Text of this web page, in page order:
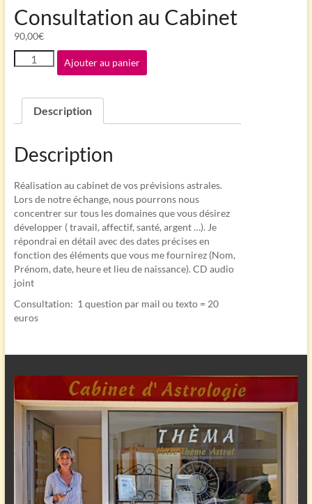
Consultation au Cabinet
90,00€
quantité
de
au
Cabinet
Ajouter au panier
Description
Description
Réalisation au cabinet de vos prévisions astrales.
Lors de notre échange, nous pourrons nous
concentrer sur tous les domaines que vous désirez
développer ( travail, affectif, santé, argent …). Je
répondrai en détail avec des dates précises en
fonction des éléments que vous me fournirez (Nom,
Prénom, date, heure et lieu de naissance). CD audio
joint
Consultation: 1 question par mail ou texto = 20
euros